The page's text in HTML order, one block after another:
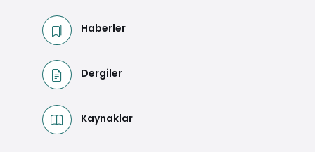
Haberler
Dergiler
Kaynaklar